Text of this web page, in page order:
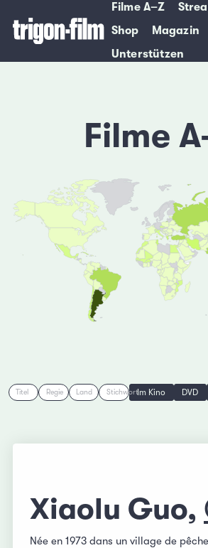
Filme A–Z
Shop
Magazin
Unterstützen
Filme
Titel Regie Land StichwortIm Kino DVD
Xiaolu Guo,
Née en 1973 dans un village de